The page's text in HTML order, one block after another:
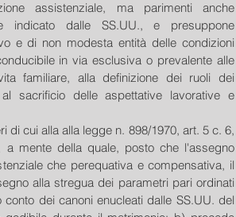
assistenziale, ma parimenti anche
indicato dalle SS.UU., e presuppone
e di non modesta entità delle condizioni
in via esclusiva o prevalente alle
familiare, alla definizione dei ruoli dei
sacrificio delle aspettative lavorative e
di cui alla alla legge n. 898/1970, art. 5 c. 6,
mente della quale, posto che l'assegno
che perequativa e compensativa, il
alla stregua dei parametri pari ordinati
dei canoni enucleati dalle SS.UU. del